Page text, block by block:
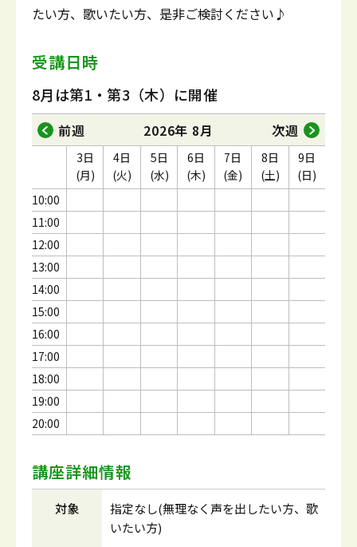
たい方、歌いたい方、是非ご検討ください♪
受講日時
8月は第1・第3（木）に開催
前週 2026年 8月 次週
10:00
11:00
12:00
13:00
14:00
15:00
16:00
17:00
18:00
19:00
20:00
3日
(月)
4日
(火)
5日
(水)
6日
(木)
7日
(金)
8日
(土)
9日
(日)
講座詳細情報
対象
指定なし(無理なく声を出したい方、歌
いたい方)